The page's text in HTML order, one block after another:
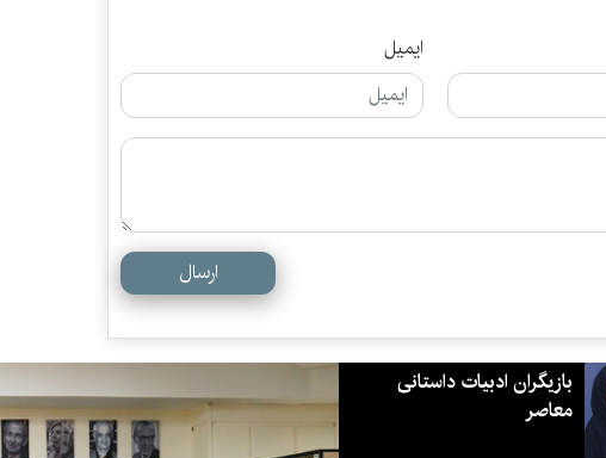
ایمیل
ارسال
بازیگران ادبیات داستانی
معاصر